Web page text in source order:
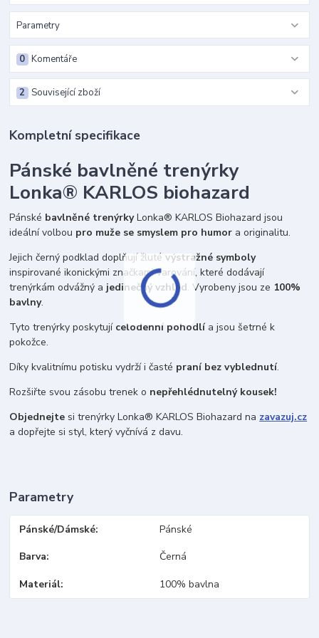
Parametry
Komentáře
0
Související zboží
2
Kompletní specifikace
Pánské bavlněné trenýrky
Lonka® KARLOS biohazard
Pánské bavlněné trenýrkyLonka® KARLOS Biohazard jsou
ideální volbou pro muže se smyslem pro humor a originalitu.
Jejich černý podklad doplňují žlutévýstražné symboly
inspirované ikonickými značkami varování, které dodávají
trenýrkám odvážný a jedinečný vzhled. Vyrobeny jsou ze 100%
bavlny.
Tyto trenýrky poskytují celodenní pohodlía jsou šetrné k
pokožce.
Díky kvalitnímu potisku vydrží i časté praní bez vyblednutí.
Rozšiřte svou zásobu trenek o nepřehlédnutelný kousek!
Objednejte si trenýrky Lonka® KARLOS Biohazard na zavazuj.cz
a dopřejte si styl, který vyčnívá z davu.
Parametry
Pánské/Dámské Pánské
Barva Černá
Materiál 100% bavlna